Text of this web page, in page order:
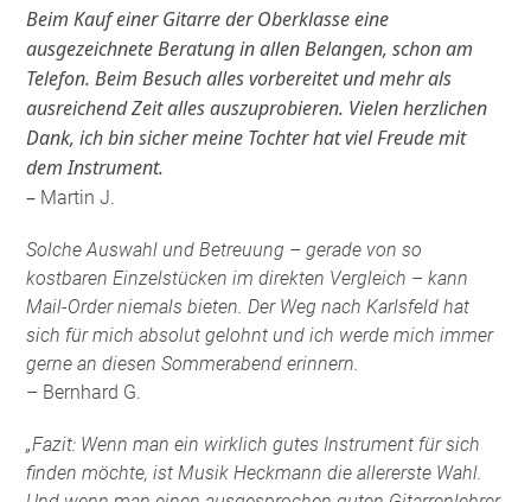
Beim Kauf einer Gitarre der Oberklasse eine
ausgezeichnete Beratung in allen Belangen, schon am
Telefon. Beim Besuch alles vorbereitet und mehr als
ausreichend Zeit alles auszuprobieren. Vielen herzlichen
Dank, ich bin sicher meine Tochter hat viel Freude mit
dem Instrument.
– Martin J.
Solche Auswahl und Betreuung – gerade von so
kostbaren Einzelstücken im direkten Vergleich – kann
Mail-Order niemals bieten. Der Weg nach Karlsfeld hat
sich für mich absolut gelohnt und ich werde mich immer
gerne an diesen Sommerabend erinnern.
– Bernhard G.
„Fazit: Wenn man ein wirklich gutes Instrument für sich
finden möchte, ist Musik Heckmann die allererste Wahl.